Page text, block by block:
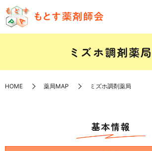
ミズホ調剤薬局
HOME 薬局MAP ミズホ調剤薬局
基本情報